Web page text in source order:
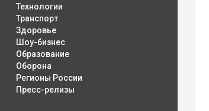
Технологии
Транспорт
Здоровье
Шоу-бизнес
Образование
Оборона
Регионы России
Пресс-релизы